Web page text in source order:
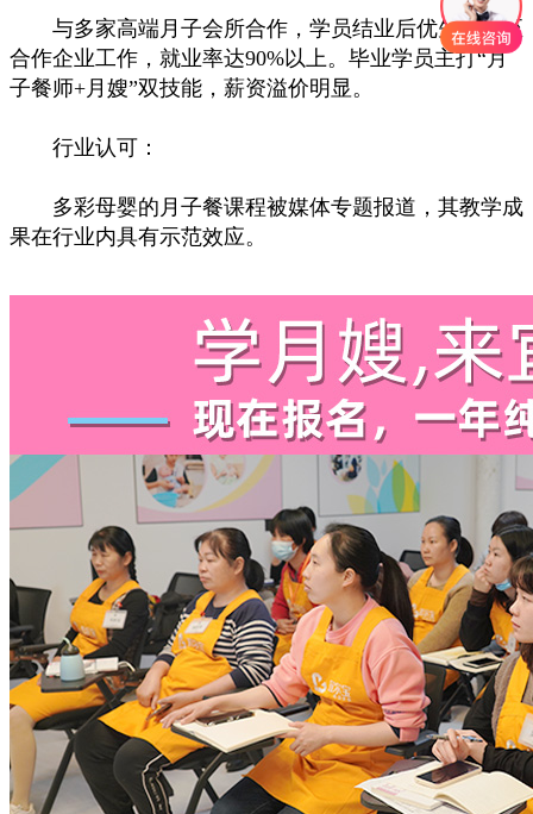
与多家高端月子会所合作，学员结业后优先推荐至
合作企业工作，就业率达90%以上。毕业学员主打“月
子餐师+月嫂”双技能，薪资溢价明显。
行业认可：
多彩母婴的月子餐课程被媒体专题报道，其教学成
果在行业内具有示范效应。